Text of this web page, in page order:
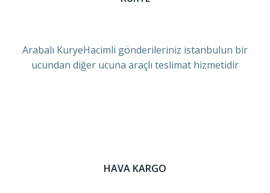
Arabalı KuryeHacimli gönderileriniz istanbulun bir
ucundan diğer ucuna araçlı teslimat hizmetidir
HAVA KARGO